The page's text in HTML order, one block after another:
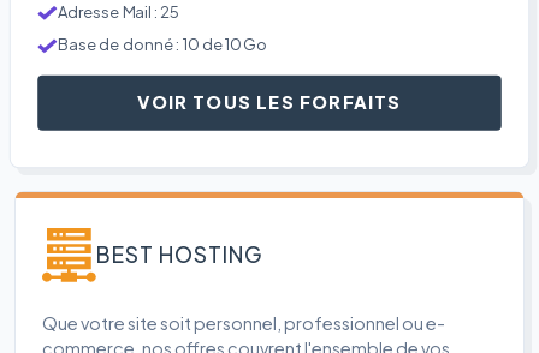
Adresse Mail : 25
Base de donné : 10 de 10Go
VOIR TOUS LES FORFAITS
BEST HOSTING
Que votre site soit personnel, professionnel ou e-
commerce, nos offres couvrent l'ensemble de vos